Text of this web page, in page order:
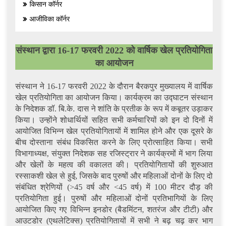
किसान कॉर्नर
आजीविका कॉर्नर
संस्थान द्वारा 16-17 फरवरी 2022 को वार्षिक खेल प्रतियोगिता
का आयोजन
संस्थान ने 16-17 फरवरी 2022 के दौरान बैरकपुर मुख्यालय में वार्षिक
खेल प्रतियोगिता का आयोजन किया। कार्यक्रम का उद्घाटन संस्थान
के निदेशक डॉ. बि.के. दास ने शांति के प्रतीक के रूप में कबूतर उड़ाकर
किया। उन्होंने शोधार्थियों सहित सभी कर्मचारियों को इन दो दिनों में
आयोजित विभिन्न खेल प्रतियोगितायों में शामिल होने और एक दूसरे के
बीच दोस्ताना संबंध विकसित करने के लिए प्रोत्साहित किया। सभी
विभागाध्यक्ष, संयुक्त निदेशक सह रजिस्ट्रार ने कार्यक्रमों में भाग लिया
और खेलों के महत्व की वकालत की। प्रतियोगितायों की शुरुआत
रस्साकशी खेल से हुई, जिसके बाद पुरुषों और महिलाओं दोनों के लिए दो
संबंधित श्रेणियों (>45 वर्ष और <45 वर्ष) में 100 मीटर दौड़ की
प्रतियोगिता हुई। पुरुषों और महिलाओं दोनों प्रतिभागियों के लिए
आयोजित किए गए विभिन्न इनडोर (बैडमिंटन, शतरंज और टीटी) और
आउटडोर (एथलेटिक्स) प्रतियोगितायों में सभी ने बढ़ चढ़ कर भाग